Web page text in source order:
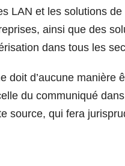
LAN et les solutions
ainsi que des
dans tous les
doit d’aucune manière
du communiqué
source, qui fera